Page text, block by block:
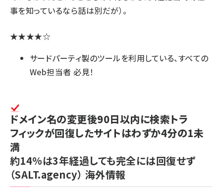
事を知っているなら話は別だが）。
★★★★☆
サードパーティ製のツールを利用している、すべての
Web担当者 必見！
ドメイン名の変更後90日以内に検索トラ
フィックが回復したサイトはわずか4分の1未
満
約14%は3年経過しても完全には回復せず
（SALT.agency） 海外情報